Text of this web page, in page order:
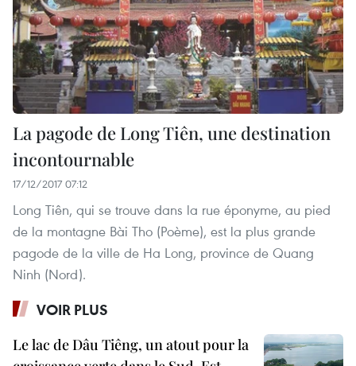
La pagode de Long Tiên, une destination
incontournable
17/12/2017 07:12
Long Tiên, qui se trouve dans la rue éponyme, au pied
de la montagne Bài Tho (Poème), est la plus grande
pagode de la ville de Ha Long, province de Quang
Ninh (Nord).
VOIR PLUS
Le lac de Dâu Tiêng, un atout pour la